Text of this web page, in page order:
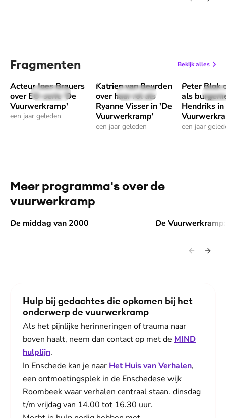
Fragmenten Bekijk alles
39 sec
Acteur Joes Brauers
over EO-serie 'De
Vuurwerkramp'
een jaar geleden
Speel "Acteur Joes Brauers over EO-serie 'De
43 sec
Katrien van Beurden
over haar rol als
Ryanne Visser in 'De
Vuurwerkramp'
een jaar geleden
Speel "Katrien van Beurden over
1
Peter Blok
als
Hendriks
een jaar
Speel
Meer programma's over de
vuurwerkramp
De middag van 2000
De middag van 2000 De
De
Hulp bij gedachtes die opkomen bij het
onderwerp de vuurwerkramp
Als het pijnlijke herinneringen of trauma naar
boven haalt, neem dan contact op met de MIND
hulplijn.
In Enschede kan je naar Het Huis van Verhalen,
een ontmoetingsplek in de Enschedese wijk
Roombeek waar verhalen centraal staan. dinsdag
t/m vrijdag van 14.00 tot 16.30 uur.